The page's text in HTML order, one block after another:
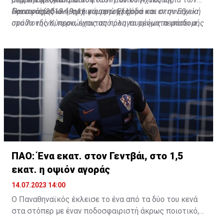
δανεικός(2018-19, 16 συμμετοχές).
«κανονιέρηδων», αρχικά στην Ελλάδα και εν συνεχεία
στο Λονδίνο, περνώντας από όλα τα τμήματα υποδομής
Προσφάτως κλήθηκε για πρώτη φορά και στην Εθνική
ομάδα της Κύπρου, έχοντας προηγουμένως περάσει από
συγκροτήματος.
ΠΑΟ: Ένα εκατ. στον Γεντβάι, στο 1,5
εκατ. η οψιόν αγοράς
14.07.2023 14:00
Ο Παναθηναϊκός έκλεισε το ένα από τα δύο του κενά
στα στόπερ με έναν ποδοσφαιριστή άκρως ποιοτικό, ο